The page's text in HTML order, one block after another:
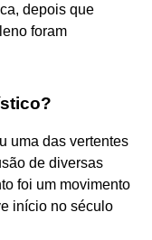
depois que
foram
uma das vertentes
de diversas
foi um movimento
início no século